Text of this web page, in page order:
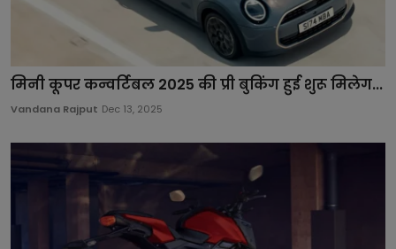
मिनी कूपर कन्वर्टिबल 2025 की प्री बुकिंग हुई शुरू मिलेग...
Vandana Rajput Dec 13, 2025